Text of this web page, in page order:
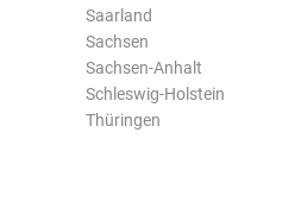
Saarland
Sachsen
Sachsen-Anhalt
Schleswig-Holstein
Thüringen